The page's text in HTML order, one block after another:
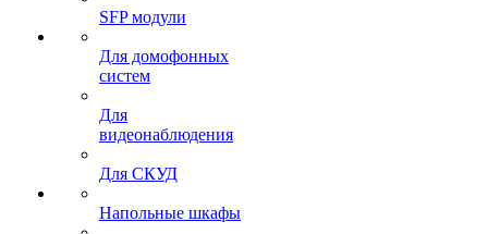
SFP модули
Для домофонных
систем
Для
видеонаблюдения
Для СКУД
Напольные шкафы